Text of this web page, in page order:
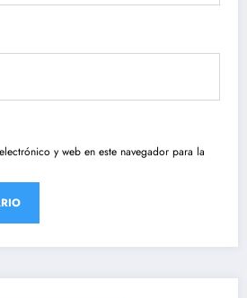
y web en este navegador para la